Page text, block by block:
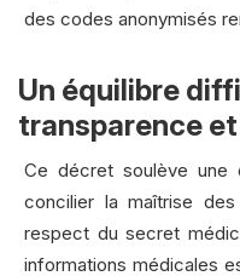
des codes anonymisés
Un équilibre
transparence
Ce décret soulève
concilier la maîtrise
respect du secret
informations médicales